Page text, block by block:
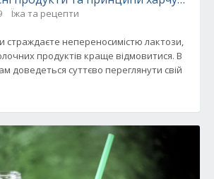
Їжа та рецепти
непереносимістю лактози,
продуктів краще відмовитися. В
доведеться суттєво переглянути свій